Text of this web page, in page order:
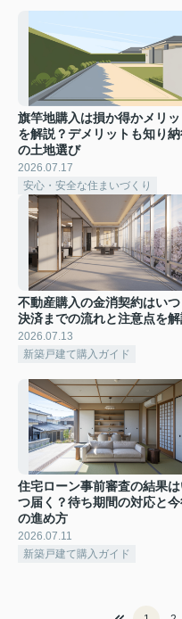
旗竿地購入は損か得かメリッ
を解説？デメリットも知り
の土地選び
2026.07.17
安心・安全な住まいづくり
不動産購入の金消契約はいつ
決済までの流れと注意点を
2026.07.13
新築戸建て購入ガイド
住宅ローン事前審査の結果
つ届く？待ち期間の対応と
の進め方
2026.07.11
新築戸建て購入ガイド